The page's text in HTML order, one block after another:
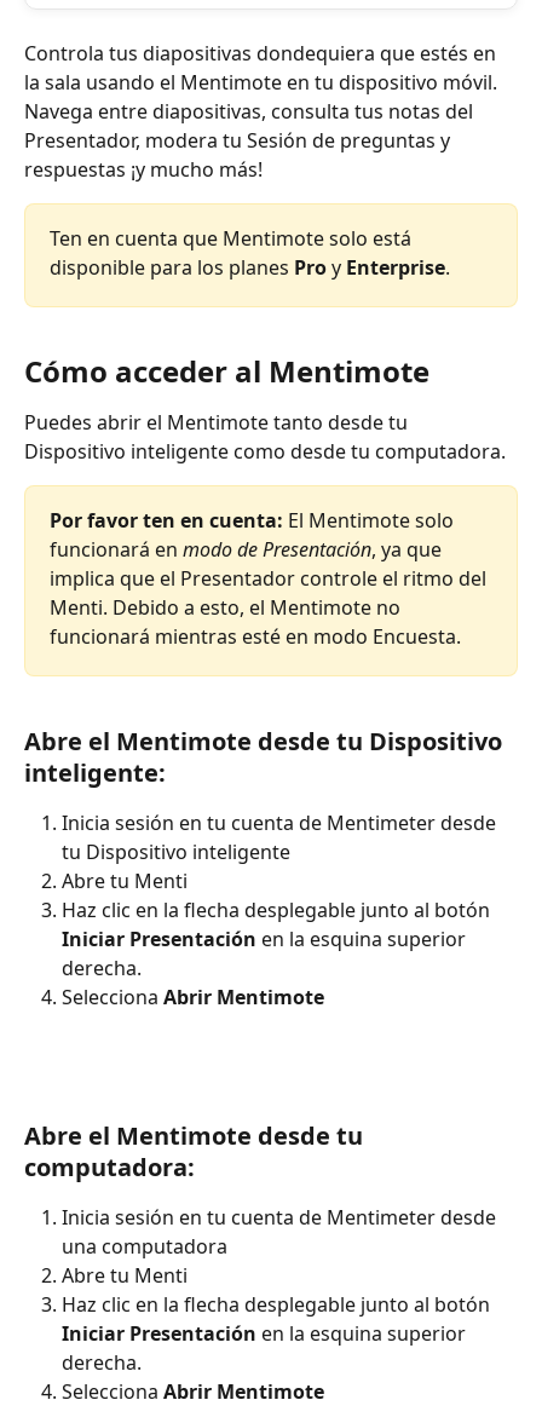
Controla tus diapositivas dondequiera que estés en
la sala usando el Mentimote en tu dispositivo móvil.
Navega entre diapositivas, consulta tus notas del
Presentador, modera tu Sesión de preguntas y
respuestas ¡y mucho más!
Ten en cuenta que Mentimote solo está
disponible para los planes Pro y Enterprise.
Cómo acceder al Mentimote
Puedes abrir el Mentimote tanto desde tu
Dispositivo inteligente como desde tu computadora.
Por favor ten en cuenta: El Mentimote solo
funcionará en modo de Presentación, ya que
implica que el Presentador controle el ritmo del
Menti. Debido a esto, el Mentimote no
funcionará mientras esté en modo Encuesta.
Abre el Mentimote desde tu Dispositivo
inteligente:
Inicia sesión en tu cuenta de Mentimeter desde
tu Dispositivo inteligente
Abre tu Menti
Haz clic en la flecha desplegable junto al botón
Iniciar Presentación en la esquina superior
derecha.
Selecciona Abrir Mentimote
Abre el Mentimote desde tu
computadora:
Inicia sesión en tu cuenta de Mentimeter desde
una computadora
Abre tu Menti
Haz clic en la flecha desplegable junto al botón
Iniciar Presentación en la esquina superior
derecha.
Selecciona Abrir Mentimote